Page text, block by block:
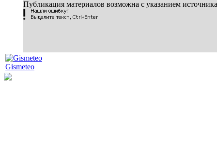
Публикация материалов возможна с указанием
Gismeteo